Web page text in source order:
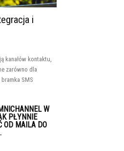
i
kanałów kontaktu,
zarówno dla
SMS
W
PŁYNNIE
OD MAILA DO